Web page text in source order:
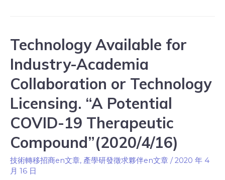
Technology Available for
Industry-Academia
Collaboration or Technology
Licensing. “A Potential
COVID-19 Therapeutic
Compound”(2020/4/16)
技術轉移招商en文章, 產學研發徵求夥伴en文章 /2020 年 4
月 16 日